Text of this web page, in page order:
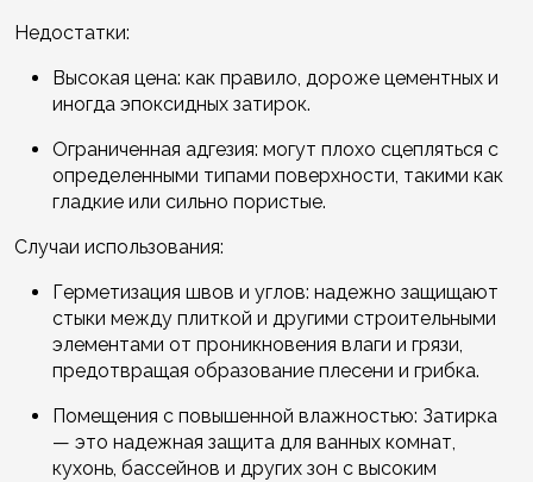
Недостатки:
Высокая цена: как правило, дороже цементных и
иногда эпоксидных затирок.
Ограниченная адгезия: могут плохо сцепляться с
определенными типами поверхности, такими как
гладкие или сильно пористые.
Случаи использования:
Герметизация швов и углов: надежно защищают
стыки между плиткой и другими строительными
элементами от проникновения влаги и грязи,
предотвращая образование плесени и грибка.
Помещения с повышенной влажностью: Затирка
— это надежная защита для ванных комнат,
кухонь, бассейнов и других зон с высоким